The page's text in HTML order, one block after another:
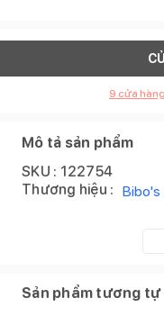
9 cửa
Mô tả sản phẩm
SKU : 122754
Thương hiệu : Bibo's
Sản phẩm tương tự